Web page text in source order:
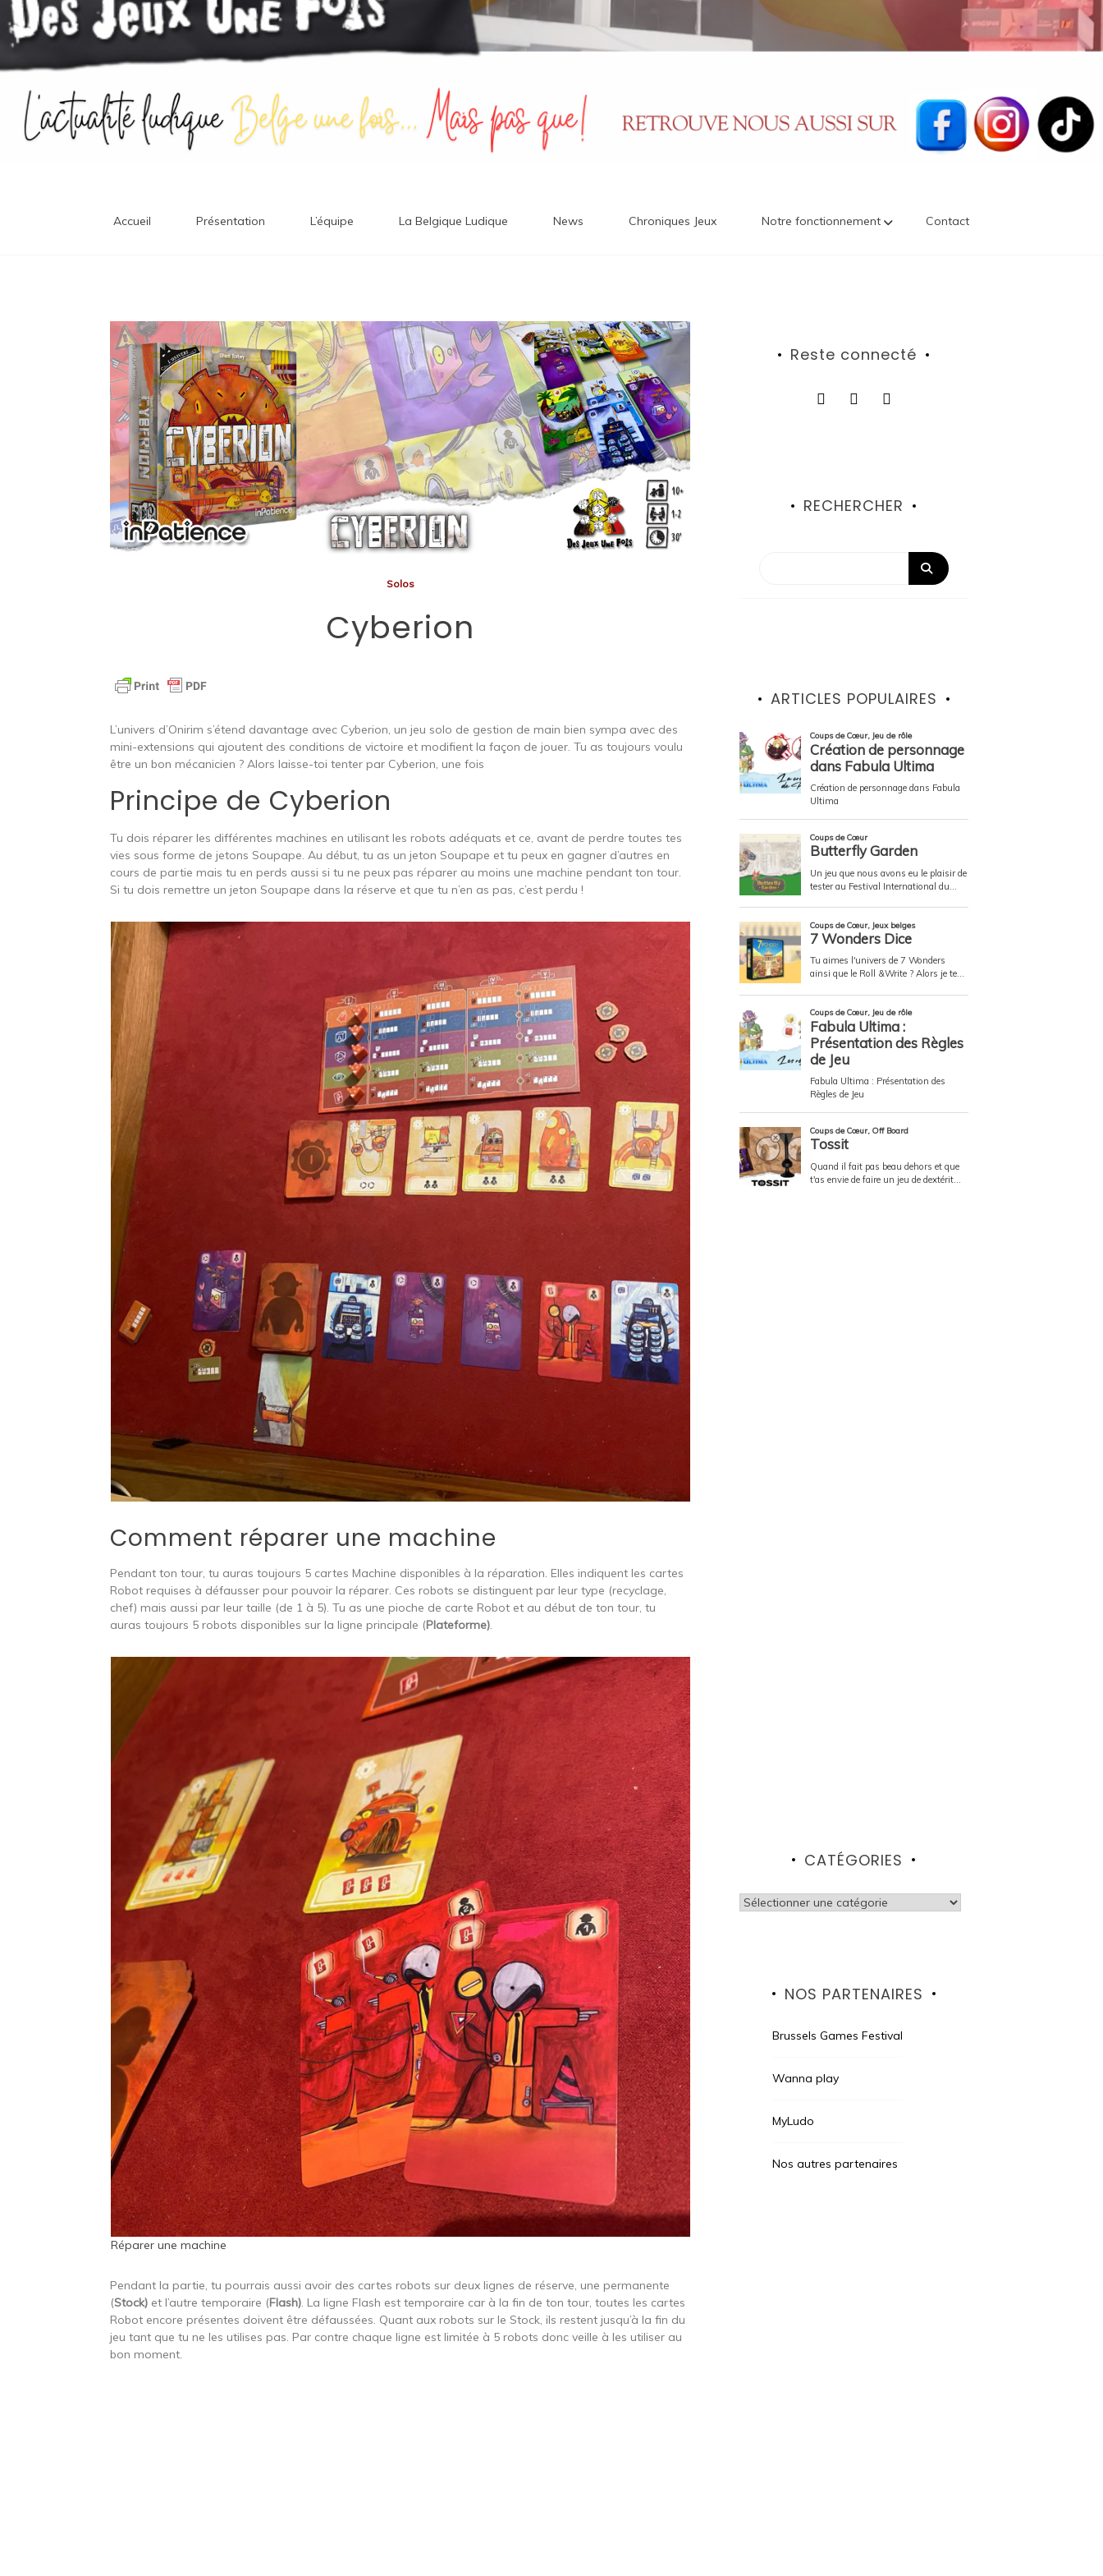
Accueil Présentation L’équipe La Belgique Ludique News Chroniques Jeux Notre fonctionnement Contact
Solos
Cyberion
L’univers d’Onirim s’étend davantage avec Cyberion, un jeu solo de gestion de main bien sympa avec des
mini-extensions qui ajoutent des conditions de victoire et modifient la façon de jouer. Tu as toujours voulu
être un bon mécanicien ? Alors laisse-toi tenter par Cyberion, une fois
Principe de Cyberion
Tu dois réparer les différentes machines en utilisant les robots adéquats et ce, avant de perdre toutes tes
vies sous forme de jetons Soupape. Au début, tu as un jeton Soupape et tu peux en gagner d’autres en
cours de partie mais tu en perds aussi si tu ne peux pas réparer au moins une machine pendant ton tour.
Si tu dois remettre un jeton Soupape dans la réserve et que tu n’en as pas, c’est perdu !
Comment réparer une machine
Pendant ton tour, tu auras toujours 5 cartes Machine disponibles à la réparation. Elles indiquent les cartes
Robot requises à défausser pour pouvoir la réparer. Ces robots se distinguent par leur type (recyclage,
chef) mais aussi par leur taille (de 1 à 5). Tu as une pioche de carte Robot et au début de ton tour, tu
auras toujours 5 robots disponibles sur la ligne principale (Plateforme).
Réparer une machine
Pendant la partie, tu pourrais aussi avoir des cartes robots sur deux lignes de réserve, une permanente
(Stock) et l’autre temporaire (Flash). La ligne Flash est temporaire car à la fin de ton tour, toutes les cartes
Robot encore présentes doivent être défaussées. Quant aux robots sur le Stock, ils restent jusqu’à la fin du
jeu tant que tu ne les utilises pas. Par contre chaque ligne est limitée à 5 robots donc veille à les utiliser au
bon moment.
Reste connecté
RECHERCHER
ARTICLES POPULAIRES
CATÉGORIES
Catégories
NOS PARTENAIRES
Brussels Games Festival
Wanna play
MyLudo
Nos autres partenaires